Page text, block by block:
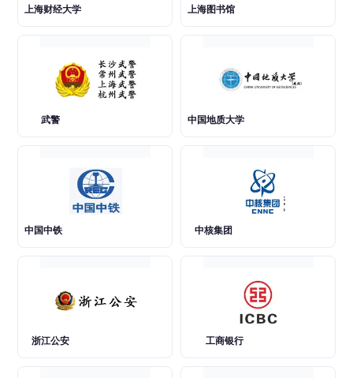
上海财经大学 上海图书馆
武警 中国地质大学
中国中铁 中核集团
浙江公安 工商银行